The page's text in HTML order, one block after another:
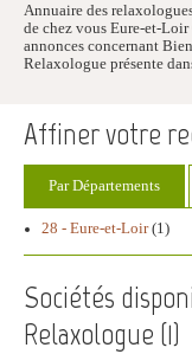
Annuaire des
de chez vous Eure-et-
annonces concernant
Relaxologue présente
Affiner votre
Par Départements
28 - Eure-et-Loir(1)
Sociétés
Relaxologue (1)